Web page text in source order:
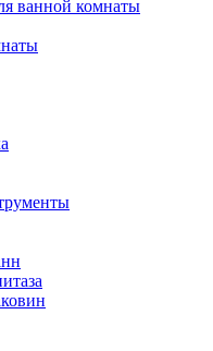
ванной комнаты